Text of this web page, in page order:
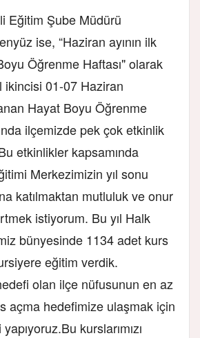
Eğitim Şube Müdürü
ise, “Haziran ayının ilk
Öğrenme Haftası" olarak
ikincisi 01-07 Haziran
Hayat Boyu Öğrenme
ilçemizde pek çok etkinlik
etkinlikler kapsamında
Merkezimizin yıl sonu
katılmaktan mutluluk ve onur
istiyorum. Bu yıl Halk
bünyesinde 1134 adet kurs
eğitim verdik.
hedefi olan ilçe nüfusunun en az
açma hedefimize ulaşmak için
kurslarımızı